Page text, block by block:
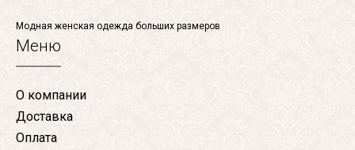
Модная женская одежда больших размеров
Меню
О компании
Доставка
Оплата